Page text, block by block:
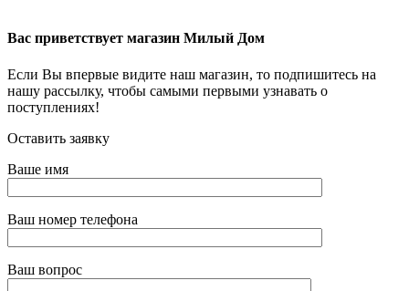
Вас приветствует магазин Милый Дом
Если Вы впервые видите наш магазин, то подпишитесь на
нашу рассылку, чтобы самыми первыми узнавать о
поступлениях!
Оставить заявку
Ваше имя
Ваш номер телефона
Ваш вопрос